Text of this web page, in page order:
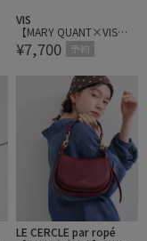
VIS
【MARY QUANT×VIS】
デイジーハンドルリボン
ワンショルダーバッグ
¥7,700 予約
LE CERCLE par ropé